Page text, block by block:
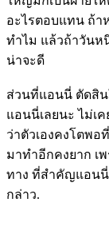
อะไรตอบแทน ถ้า
ทำไม แล้วถ้าวันห
น่าจะดี
ส่วนที่แอนนี่ ตัดสิน
แอนนี่เลยนะ ไม่เ
ว่าตัวเองคงโตพอ
มาทำอีกคงยาก เ
ทาง ที่สำคัญแอนนี่
กล่าว.